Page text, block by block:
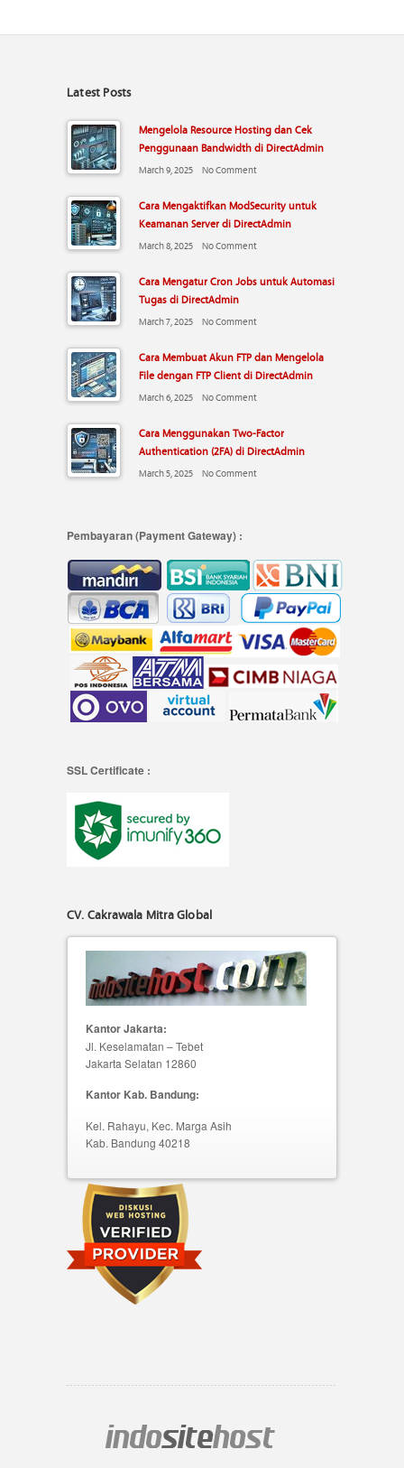
Latest Posts
Mengelola Resource Hosting dan Cek
Penggunaan Bandwidth di DirectAdmin
March 9, 2025 No Comment
Cara Mengaktifkan ModSecurity untuk
Keamanan Server di DirectAdmin
March 8, 2025 No Comment
Cara Mengatur Cron Jobs untuk Automasi
Tugas di DirectAdmin
March 7, 2025 No Comment
Cara Membuat Akun FTP dan Mengelola
File dengan FTP Client di DirectAdmin
March 6, 2025 No Comment
Cara Menggunakan Two-Factor
Authentication (2FA) di DirectAdmin
March 5, 2025 No Comment
Pembayaran (Payment Gateway) :
SSL Certificate :
CV. Cakrawala Mitra Global
Kantor Jakarta:
Jl. Keselamatan – Tebet
Jakarta Selatan 12860
Kantor Kab. Bandung:
Kel. Rahayu, Kec. Marga Asih
Kab. Bandung 40218